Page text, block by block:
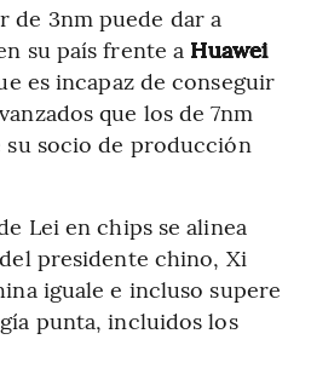
de 3nm puede dar a
su país frente a Huawei
es incapaz de conseguir
que los de 7nm
su socio de producción
Lei en chips se alinea
presidente chino, Xi
iguale e incluso supere
punta, incluidos los